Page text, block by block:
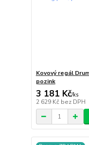
Kovový regál
pozink
3 181 Kč/ks
2 629 Kč bez DPH